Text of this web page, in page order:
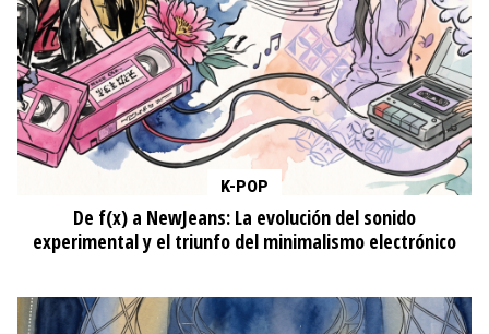
K-POP
De f(x) a NewJeans: La evolución del sonido
experimental y el triunfo del minimalismo electrónico